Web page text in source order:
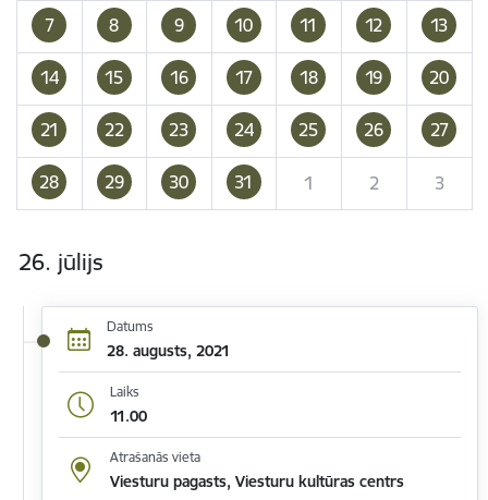
7 8 9 10 11 12 13
14 15 16 17 18 19 20
21 22 23 24 25 26 27
28 29 30 31 1 2 3
26. jūlijs
Datums
28. augusts, 2021
Laiks
11.00
Atrašanās vieta
Viesturu pagasts, Viesturu kultūras centrs